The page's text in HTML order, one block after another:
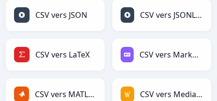
CSV vers JSON CSV vers JSONLines
CSV vers LaTeX CSV vers Markdown
CSV vers MATLAB CSV vers MediaWiki